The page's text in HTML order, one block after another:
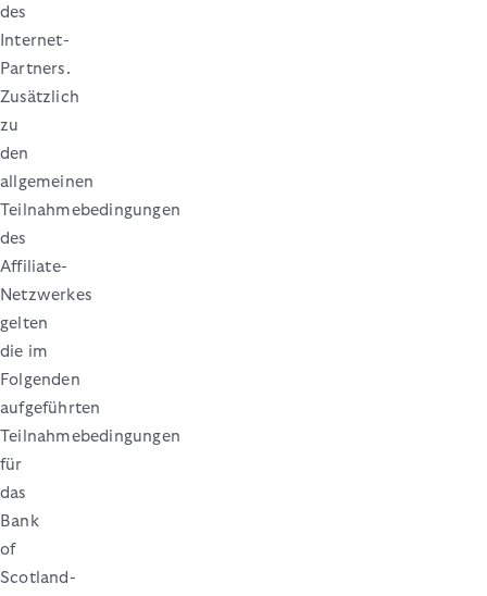
des
Internet-
Partners.
Zusätzlich
zu
den
allgemeinen
Teilnahmebedingungen
des
Affiliate-
Netzwerkes
gelten
die im
Folgenden
aufgeführten
Teilnahmebedingungen
für
das
Bank
of
Scotland-